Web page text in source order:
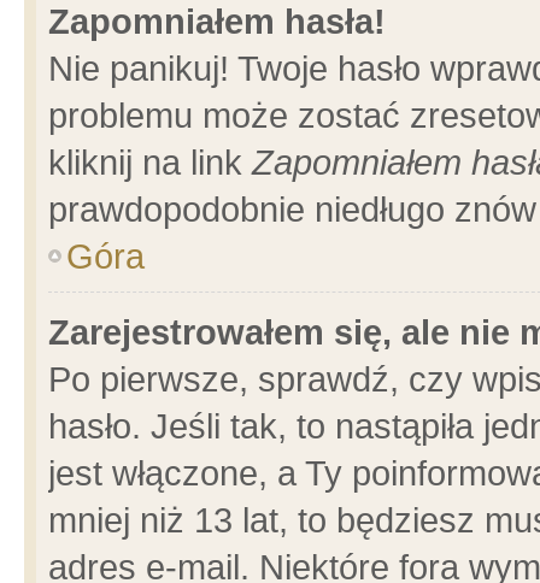
Zapomniałem hasła!
Nie panikuj! Twoje hasło
problemu może zostać
kliknij na linkZapomniałem
prawdopodobnie niedługo
Góra
Zarejestrowałem się, ale nie
Po pierwsze, sprawdź, czy
hasło. Jeśli tak, to nastąpiła
jest włączone, a Ty
mniej niż 13 lat, to będziesz
adres e-mail. Niektóre fora